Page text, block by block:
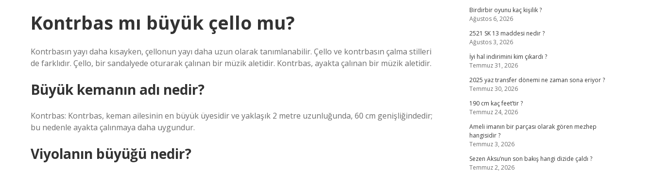
Kontrbas mı büyük çello mu?
Kontrbasın yayı daha kısayken, çellonun yayı daha uzun olarak tanımlanabilir. Çello ve kontrbasın çalma stilleri
de farklıdır. Çello, bir sandalyede oturarak çalınan bir müzik aletidir. Kontrbas, ayakta çalınan bir müzik aletidir.
Büyük kemanın adı nedir?
Kontrbas: Kontrbas, keman ailesinin en büyük üyesidir ve yaklaşık 2 metre uzunluğunda, 60 cm genişliğindedir;
bu nedenle ayakta çalınmaya daha uygundur.
Viyolanın büyüğü nedir?
Birdirbir oyunu kaç kişilik ?
Ağustos 6, 2026
2521 SK 13 maddesi nedir ?
Ağustos 3, 2026
İyi hal indirimini kim çıkardı ?
Temmuz 31, 2026
2025 yaz transfer dönemi ne zaman sona eriyor ?
Temmuz 30, 2026
190 cm kaç feet’tir ?
Temmuz 24, 2026
Ameli imanın bir parçası olarak gören mezhep
hangisidir ?
Temmuz 3, 2026
Sezen Aksu’nun son bakış hangi dizide çaldı ?
Temmuz 2, 2026